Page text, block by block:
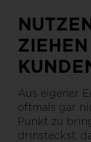
Aus eigener
oftmals gar
Punkt zu
drinsteckst,